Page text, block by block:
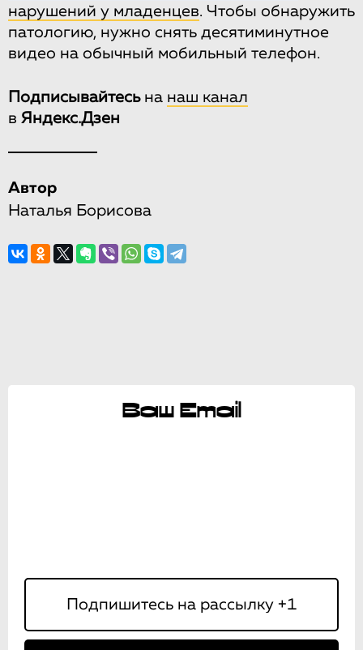
нарушений у младенцев. Чтобы обнаружить
патологию, нужно снять десятиминутное
видео на обычный мобильный телефон.
Подписывайтесьна наш канал
в Яндекс.Дзен
Автор
Наталья Борисова
Ваш Email